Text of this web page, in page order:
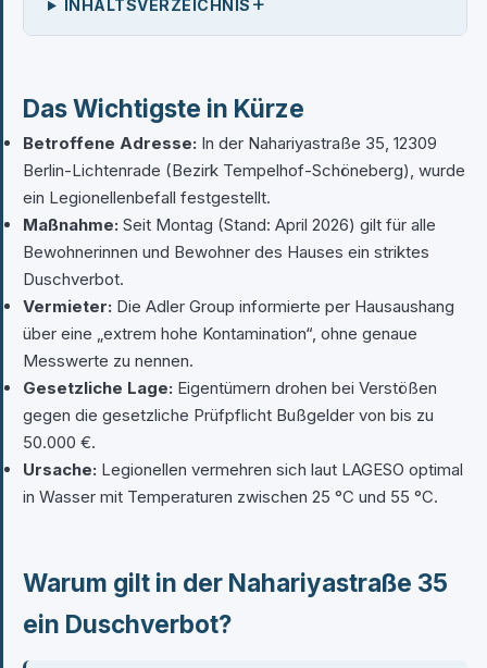
INHALTSVERZEICHNIS
Das Wichtigste in Kürze
Betroffene Adresse: In der Nahariyastraße 35, 12309
Berlin-Lichtenrade (Bezirk Tempelhof-Schöneberg), wurde
ein Legionellenbefall festgestellt.
Maßnahme: Seit Montag (Stand: April 2026) gilt für alle
Bewohnerinnen und Bewohner des Hauses ein striktes
Duschverbot.
Vermieter: Die Adler Group informierte per Hausaushang
über eine „extrem hohe Kontamination“, ohne genaue
Messwerte zu nennen.
Gesetzliche Lage: Eigentümern drohen bei Verstößen
gegen die gesetzliche Prüfpflicht Bußgelder von bis zu
50.000 €.
Ursache: Legionellen vermehren sich laut LAGESO optimal
in Wasser mit Temperaturen zwischen 25 °C und 55 °C.
Warum gilt in der Nahariyastraße 35
ein Duschverbot?